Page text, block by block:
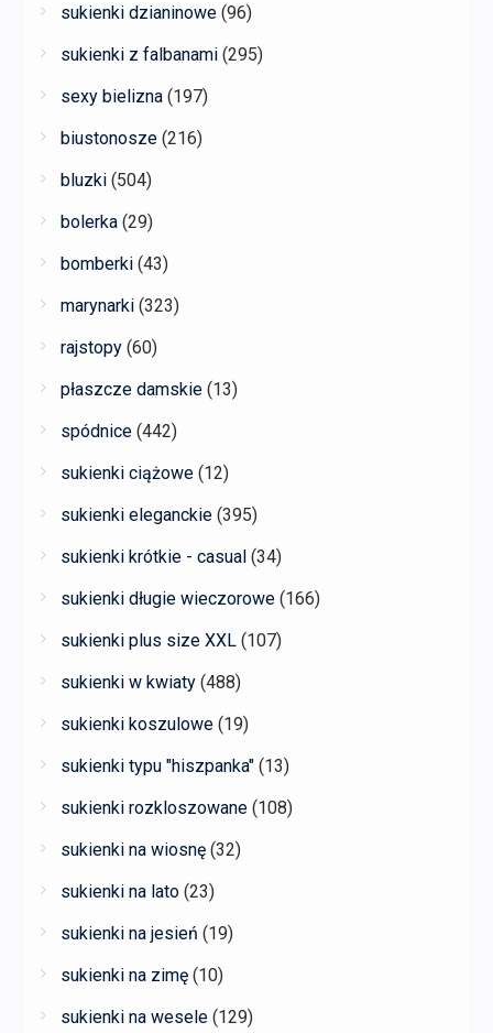
sukienki dzianinowe (96)
sukienki z falbanami (295)
sexy bielizna (197)
biustonosze (216)
bluzki (504)
bolerka (29)
bomberki (43)
marynarki (323)
rajstopy (60)
płaszcze damskie (13)
spódnice (442)
sukienki ciążowe (12)
sukienki eleganckie (395)
sukienki krótkie - casual (34)
sukienki długie wieczorowe (166)
sukienki plus size XXL (107)
sukienki w kwiaty (488)
sukienki koszulowe (19)
sukienki typu "hiszpanka" (13)
sukienki rozkloszowane (108)
sukienki na wiosnę (32)
sukienki na lato (23)
sukienki na jesień (19)
sukienki na zimę (10)
sukienki na wesele (129)